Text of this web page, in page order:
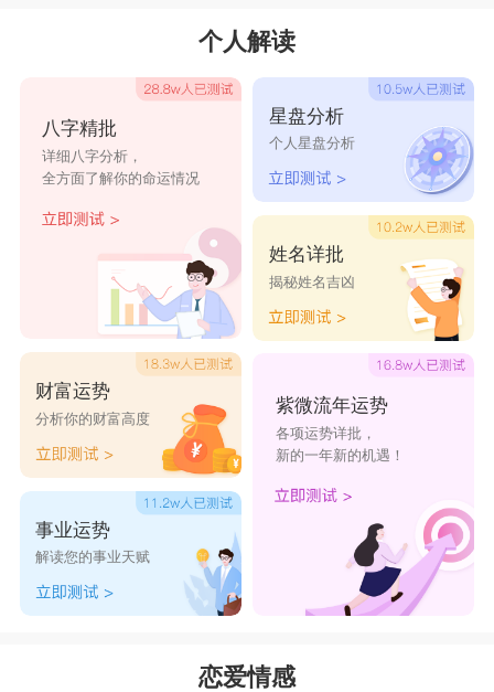
个人解读
八字精批
详细八字分析，
全方面了解你的命运情况
财富运势
分析你的财富高度
事业运势
解读您的事业天赋
星盘分析
个人星盘分析
姓名详批
揭秘姓名吉凶
紫微流年运势
各项运势详批，
新的一年新的机遇！
恋爱情感